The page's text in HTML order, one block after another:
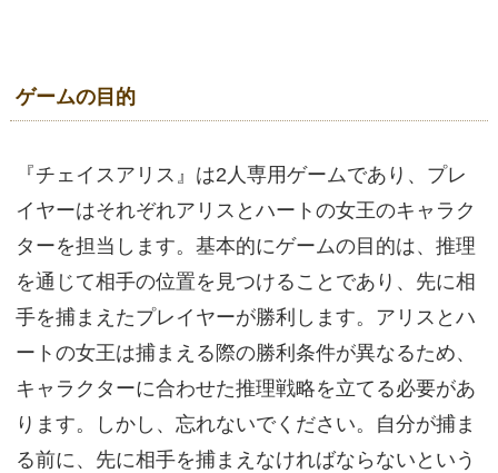
ゲームの目的
『チェイスアリス』は2人専用ゲームであり、プレ
イヤーはそれぞれアリスとハートの女王のキャラク
ターを担当します。基本的にゲームの目的は、推理
を通じて相手の位置を見つけることであり、先に相
手を捕まえたプレイヤーが勝利します。アリスとハ
ートの女王は捕まえる際の勝利条件が異なるため、
キャラクターに合わせた推理戦略を立てる必要があ
ります。しかし、忘れないでください。自分が捕ま
る前に、先に相手を捕まえなければならないという